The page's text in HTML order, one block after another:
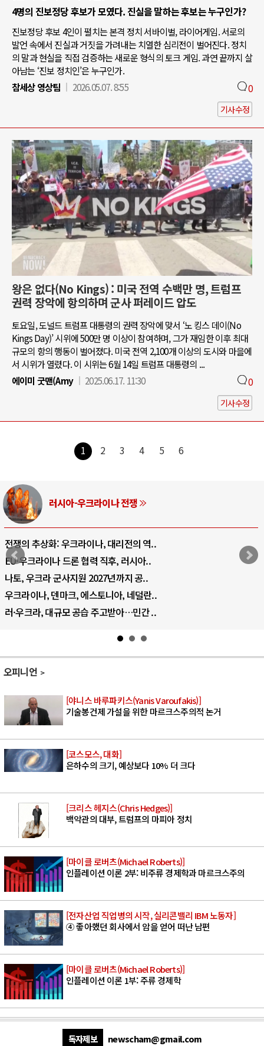
4명의 진보정당 후보가 모였다. 진실을 말하는 후보는 누구인가?
진보정당 후보 4인이 펼치는 본격 정치 서바이벌, 라이어게임. 서로의
발언 속에서 진실과 거짓을 가려내는 치열한 심리전이 벌어진다. 정치
의 말과 현실을 직접 검증하는 새로운 형식의 토크 게임. 과연 끝까지 살
아남는 ‘진보 정치인’은 누구인가.
참세상 영상팀
2026.05.07. 8:55 0
기사수정
왕은 없다(No Kings) : 미국 전역 수백만 명, 트럼프
권력 장악에 항의하며 군사 퍼레이드 압도
토요일, 도널드 트럼프 대통령의 권력 장악에 맞서 ‘노 킹스 데이(No
Kings Day)’ 시위에 500만 명 이상이 참여하며, 그가 재임한 이후 최대
규모의 항의 행동이 벌어졌다. 미국 전역 2,100개 이상의 도시와 마을에
서 시위가 열렸다. 이 시위는 6월 14일 트럼프 대통령의 ...
에이미 굿맨(Amy
2025.06.17. 11:30 0
기사수정
1 2 3 4 5 6
러시아-우크라이나 전쟁
전쟁의 추상화: 우크라이나, 대리전의 역..
EU·우크라이나 드론 협력 직후, 러시아..
나토, 우크라 군사지원 2027년까지 공..
우크라이나, 덴마크, 에스토니아, 네덜란..
러·우크라, 대규모 공습 주고받아…민간 ..
오피니언
[야니스 바루파키스(Yanis Varoufakis)]
기술봉건제 가설을 위한 마르크스주의적 논거
[코스모스, 대화]
은하수의 크기, 예상보다 10% 더 크다
[크리스 헤지스(Chris Hedges)]
백악관의 대부, 트럼프의 마피아 정치
[마이클 로버츠(Michael Roberts)]
인플레이션 이론 2부: 비주류 경제학과 마르크스주의
[전자산업 직업병의 시작, 실리콘밸리 IBM 노동자]
④ 좋아했던 회사에서 암을 얻어 떠난 남편
[마이클 로버츠(Michael Roberts)]
인플레이션 이론 1부: 주류 경제학
독자제보 newscham@gmail.com